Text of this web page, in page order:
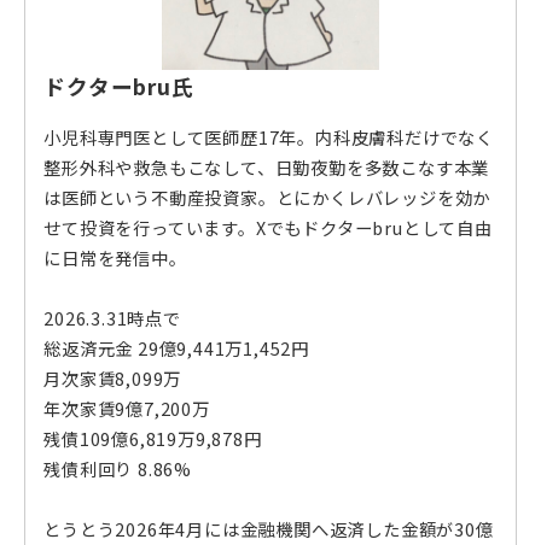
ドクターbru氏
小児科専門医として医師歴17年。内科皮膚科だけでなく
整形外科や救急もこなして、日勤夜勤を多数こなす本業
は医師という不動産投資家。とにかくレバレッジを効か
せて投資を行っています。Xでもドクターbruとして自由
に日常を発信中。
2026.3.31時点で
総返済元金 29億9,441万1,452円
月次家賃8,099万
年次家賃9億7,200万
残債109億6,819万9,878円
残債利回り 8.86%
とうとう2026年4月には金融機関へ返済した金額が30億